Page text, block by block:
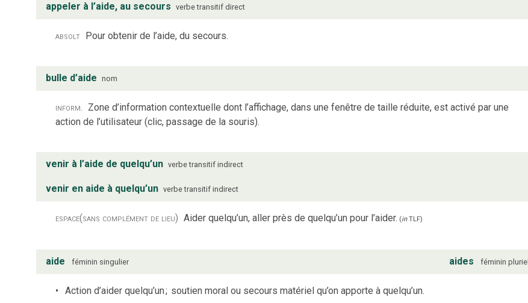
appeler à l’aide, au secours verbe transitif direct
absolt Pour obtenir de l’aide, du secours.
bulle d’aide nom
inform. Zone d’information contextuelle dont l’affichage, dans une fenêtre de taille réduite, est activé par une
action de l’utilisateur (clic, passage de la souris).
venir à l’aide de quelqu’un verbe transitif indirect
venir en aide à quelqu’un verbe transitif indirect
espace(sans complément de lieu) Aider quelqu’un, aller près de quelqu’un pour l’aider. (inTLF)
aide féminin singulier aides féminin pluriel
Action d’aider quelqu’un; soutien moral ou secours matériel qu’on apporte à quelqu’un.